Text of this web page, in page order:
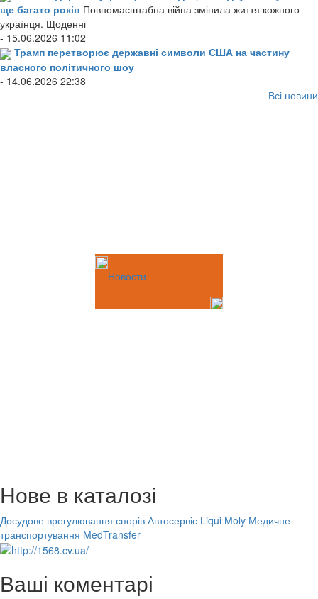
ще багато років Повномасштабна війна змінила життя кожного
українця. Щоденні
- 15.06.2026 11:02
Трамп перетворює державні символи США на частину
власного політичного шоу
- 14.06.2026 22:38
Всі новини
Новости
Нове в каталозі
Досудове врегулювання спорів Автосервіс Liqui Moly Медичне
транспортування MedTransfer
Ваші коментарі